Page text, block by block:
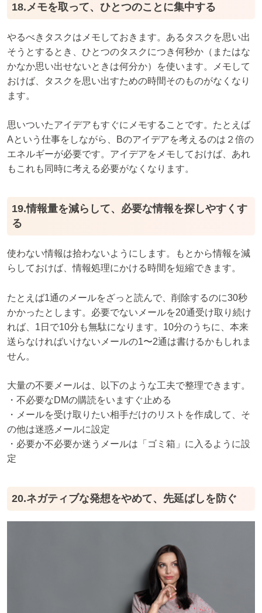
18.メモを取って、ひとつのことに集中する
やるべきタスクはメモしておきます。あるタスクを思い出
そうとするとき、ひとつのタスクにつき何秒か（またはな
かなか思い出せないときは何分か）を使います。メモして
おけば、タスクを思い出すための時間そのものがなくなり
ます。
思いついたアイデアもすぐにメモすることです。たとえば
Aという仕事をしながら、Bのアイデアを考えるのは２倍の
エネルギーが必要です。アイデアをメモしておけば、あれ
もこれも同時に考える必要がなくなります。
19.情報量を減らして、必要な情報を探しやすくす
る
使わない情報は拾わないようにします。もとから情報を減
らしておけば、情報処理にかける時間を短縮できます。
たとえば1通のメールをざっと読んで、削除するのに30秒
かかったとします。必要でないメールを20通受け取り続け
れば、1日で10分も無駄になります。10分のうちに、本来
送らなければいけないメールの1〜2通は書けるかもしれま
せん。
大量の不要メールは、以下のような工夫で整理できます。
・不必要なDMの購読をいますぐ止める
・メールを受け取りたい相手だけのリストを作成して、そ
の他は迷惑メールに設定
・必要か不必要か迷うメールは「ゴミ箱」に入るように設
定
20.ネガティブな発想をやめて、先延ばしを防ぐ